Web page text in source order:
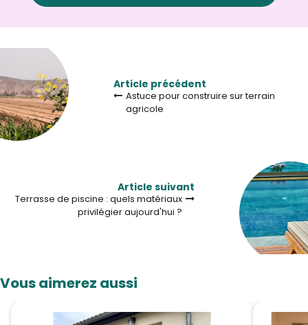
Article précédent
Astuce pour construire sur terrain
agricole
Article suivant
Terrasse de piscine : quels matériaux
privilégier aujourd'hui ?
Vous aimerez aussi